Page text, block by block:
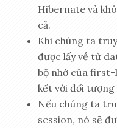
Hibernate và
cả.
Khi chúng ta
được lấy về từ
bộ nhớ của first-
kết với đối
Nếu chúng ta
session, nó sẽ